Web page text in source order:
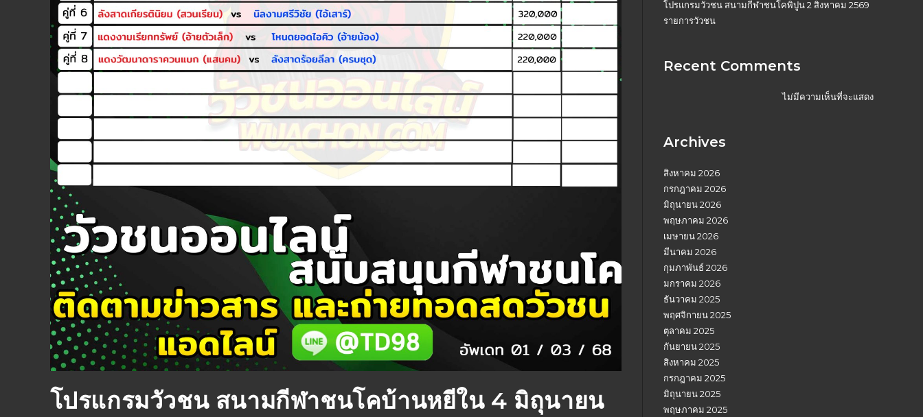
โปรแกรมวัวชน สนามกีฬาชนโคบ้านหยีใน 4 มิถุนายน
โปรแกรมวัวชน สนามกีฬาชนโคพิปูน 2 สิงหาคม 2569
รายการวัวชน
Recent Comments
ไม่มีความเห็นที่จะแสดง
Archives
สิงหาคม 2026
กรกฎาคม 2026
มิถุนายน 2026
พฤษภาคม 2026
เมษายน 2026
มีนาคม 2026
กุมภาพันธ์ 2026
มกราคม 2026
ธันวาคม 2025
พฤศจิกายน 2025
ตุลาคม 2025
กันยายน 2025
สิงหาคม 2025
กรกฎาคม 2025
มิถุนายน 2025
พฤษภาคม 2025